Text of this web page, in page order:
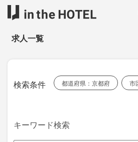
求人一覧
検索条件 都道府県：京都府 市
キーワード検索